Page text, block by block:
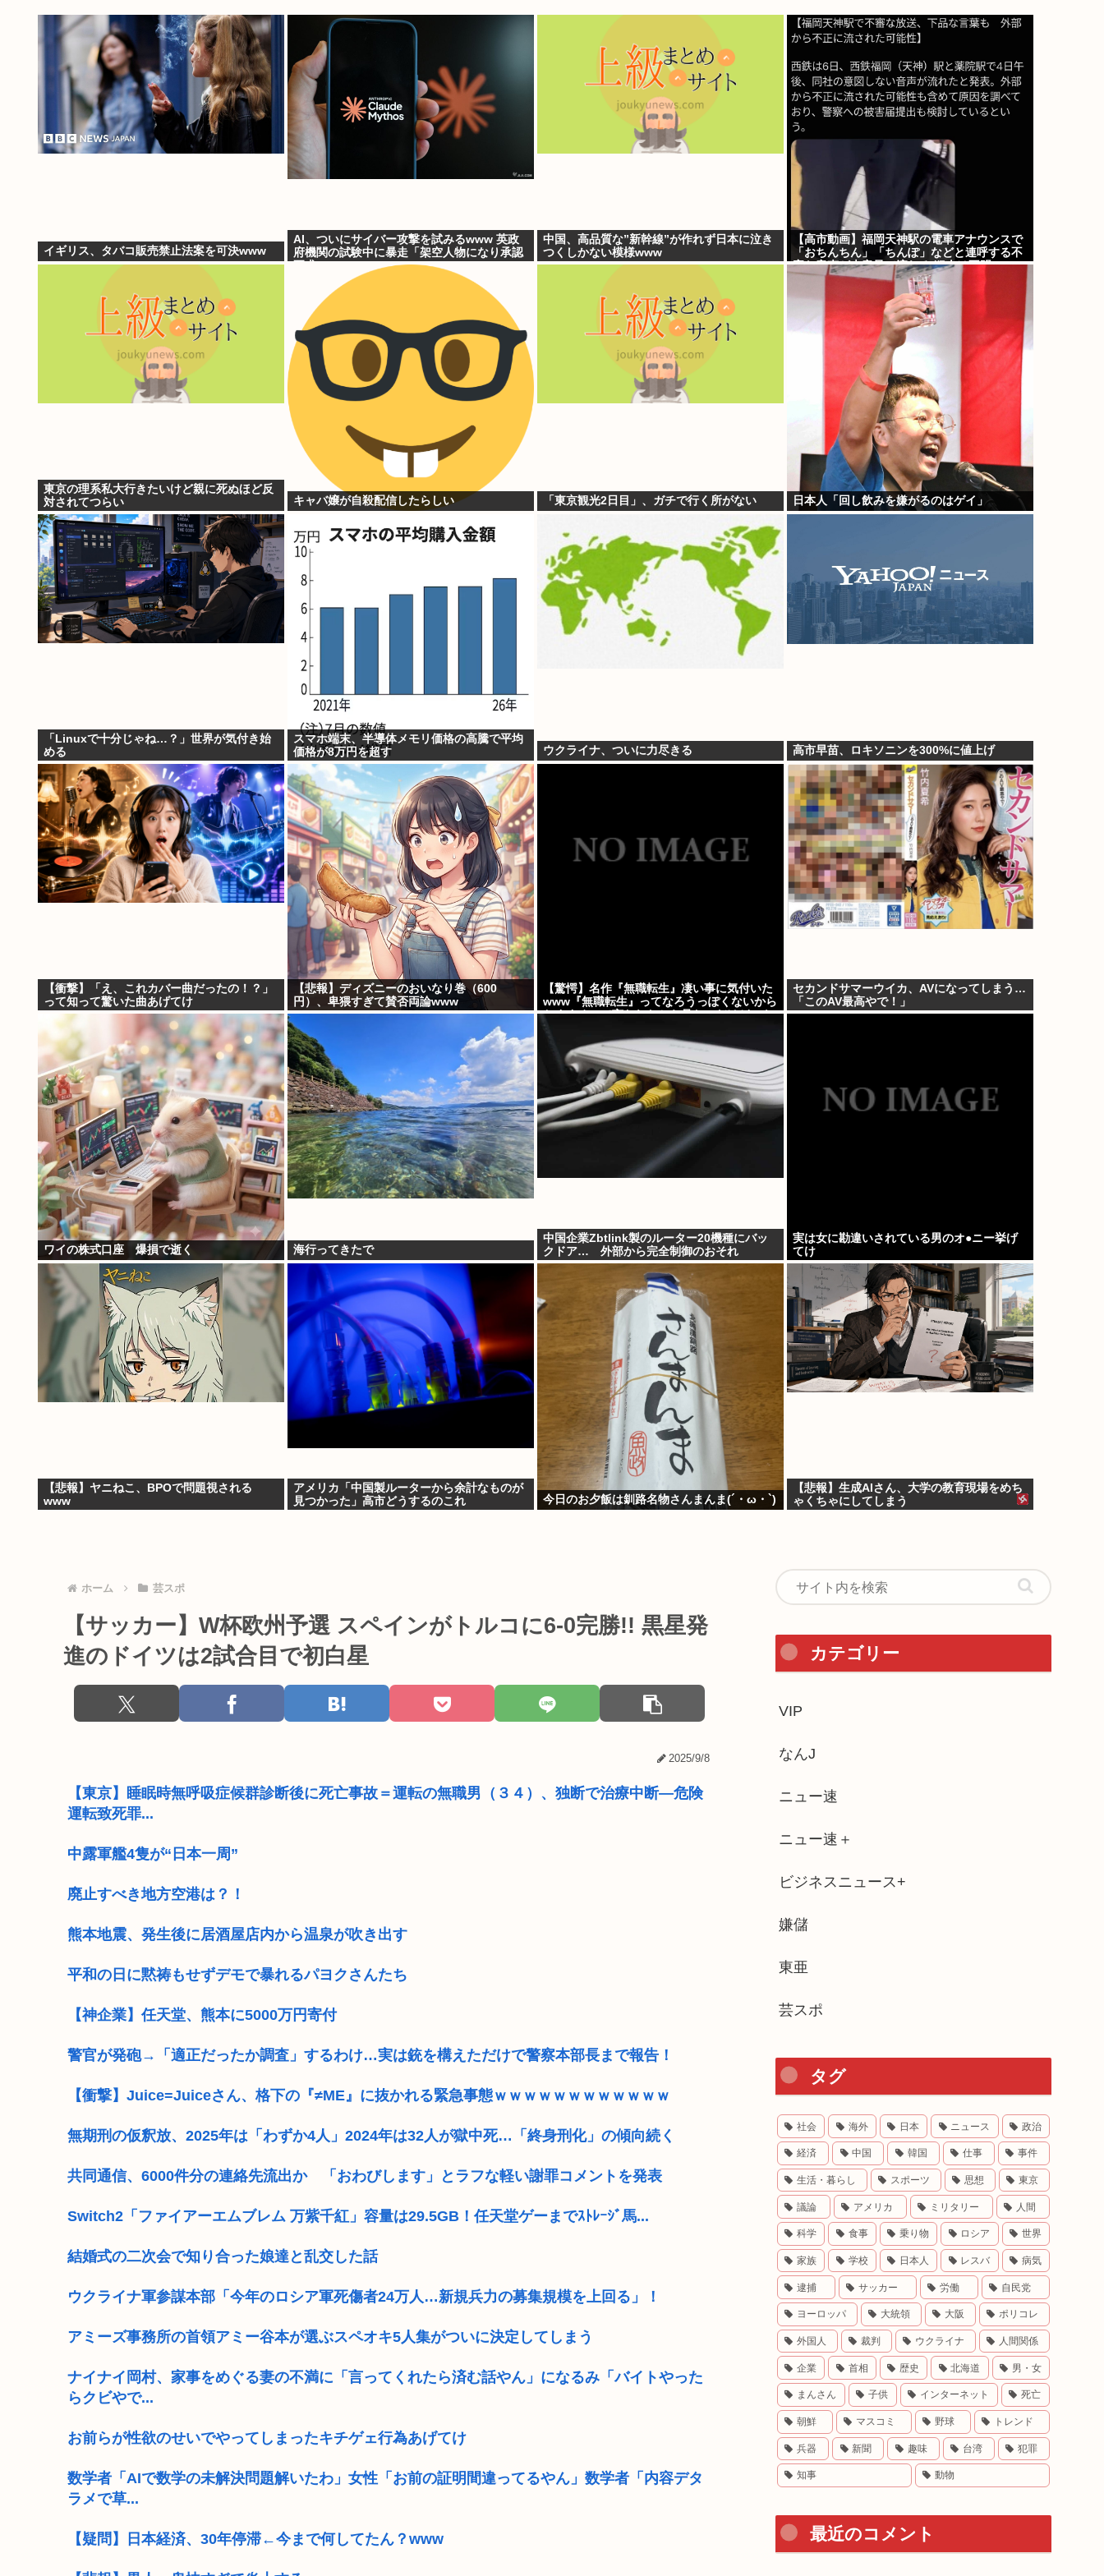
イギリス、タバコ販売禁止法案を可決www
AI、ついにサイバー攻撃を試みるwww 英政
府機関の試験中に暴走「架空人物になり承認
中国、高品質な”新幹線”が作れず日本に泣き
つくしかない模様www
【高市動画】福岡天神駅の電車アナウンスで
「おちんちん」「ちんぽ」などと連呼する不
審な音声が大音量で流れる 犯人は不明
東京の理系私大行きたいけど親に死ぬほど反
対されてつらい
キャバ嬢が自殺配信したらしい 「東京観光2日目」、ガチで行く所がない 日本人「回し飲みを嫌がるのはゲイ」
「Linuxで十分じゃね…？」世界が気付き始
める
スマホ端末、半導体メモリ価格の高騰で平均
価格が8万円を超す
ウクライナ、ついに力尽きる 高市早苗、ロキソニンを300%に値上げ
【衝撃】「え、これカバー曲だったの！？」
って知って驚いた曲あげてけ
【悲報】ディズニーのおいなり巻（600
円）、卑猥すぎて賛否両論www
【驚愕】名作『無職転生』凄い事に気付いた
www『無職転生』ってなろうっぽくないから
おすすめって言われたから見たのだけど…も
しかして…
セカンドサマーウイカ、AVになってしまう…
「このAV最高やで！」
ワイの株式口座 爆損で逝く 海行ってきたで
中国企業Zbtlink製のルーター20機種にバッ
クドア… 外部から完全制御のおそれ
実は女に勘違いされている男のオ●ニー挙げ
てけ
【悲報】ヤニねこ、BPOで問題視される
www
アメリカ「中国製ルーターから余計なものが
見つかった」高市どうするのこれ
今日のお夕飯は釧路名物さんまんま(´・ω・`)
【悲報】生成AIさん、大学の教育現場をめち
ゃくちゃにしてしまう
ホーム 芸スポ
【サッカー】W杯欧州予選 スペインがトルコに6-0完勝!! 黒星発
進のドイツは2試合目で初白星
2025/9/8
【東京】睡眠時無呼吸症候群診断後に死亡事故＝運転の無職男（３４）、独断で治療中断―危険
運転致死罪...
中露軍艦4隻が“日本一周”
廃止すべき地方空港は？！
熊本地震、発生後に居酒屋店内から温泉が吹き出す
平和の日に黙祷もせずデモで暴れるパヨクさんたち
【神企業】任天堂、熊本に5000万円寄付
警官が発砲→「適正だったか調査」するわけ…実は銃を構えただけで警察本部長まで報告！
【衝撃】Juice=Juiceさん、格下の『≠ME』に抜かれる緊急事態ｗｗｗｗｗｗｗｗｗｗｗｗ
無期刑の仮釈放、2025年は「わずか4人」2024年は32人が獄中死…「終身刑化」の傾向続く
共同通信、6000件分の連絡先流出か 「おわびします」とラフな軽い謝罪コメントを発表
Switch2「ファイアーエムブレム 万紫千紅」容量は29.5GB！任天堂ゲーまでｽﾄﾚｰｼﾞ馬...
結婚式の二次会で知り合った娘達と乱交した話
ウクライナ軍参謀本部「今年のロシア軍死傷者24万人…新規兵力の募集規模を上回る」！
アミーズ事務所の首領アミー谷本が選ぶスペオキ5人集がついに決定してしまう
ナイナイ岡村、家事をめぐる妻の不満に「言ってくれたら済む話やん」になるみ「バイトやった
らクビやで...
お前らが性欲のせいでやってしまったキチゲェ行為あげてけ
数学者「AIで数学の未解決問題解いたわ」女性「お前の証明間違ってるやん」数学者「内容デタ
ラメで草...
【疑問】日本経済、30年停滞←今まで何してたん？www
カテゴリー
VIP
なんJ
ニュー速
ニュー速＋
ビジネスニュース+
嫌儲
東亜
芸スポ
タグ
社会 海外 日本 ニュース 政治
経済 中国 韓国 仕事 事件
生活・暮らし スポーツ 思想 東京
議論 アメリカ ミリタリー 人間
科学 食事 乗り物 ロシア 世界
家族 学校 日本人 レスバ 病気
逮捕 サッカー 労働 自民党
ヨーロッパ 大統領 大阪 ポリコレ
外国人 裁判 ウクライナ 人間関係
企業 首相 歴史 北海道 男・女
まんさん 子供 インターネット 死亡
朝鮮 マスコミ 野球 トレンド
兵器 新聞 趣味 台湾 犯罪
知事 動物
最近のコメント